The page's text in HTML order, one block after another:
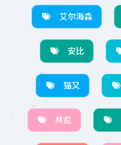
艾尔海森
安比
猫又
林尼